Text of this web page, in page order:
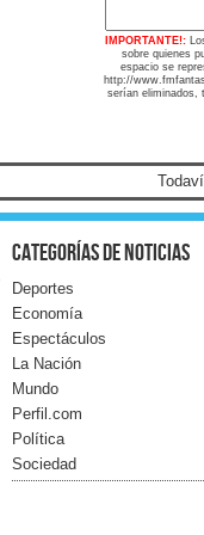
IMPORTANTE!:
sobre quienes
espacio se
http://
serían eliminados,
Categorías de noticias
Deportes
Economía
Espectáculos
La Nación
Mundo
Perfil.com
Política
Sociedad